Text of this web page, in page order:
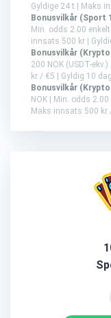
Gyldige 24 t | Maks
Bonusvilkår (Sport
Min. odds 2.00
innsats 500 kr |
Bonusvilkår (Krypto
200 NOK (USDT-
kr / €5 | Gyldig 10
Bonusvilkår
NOK | Min. odds
Maks innsats 500 kr